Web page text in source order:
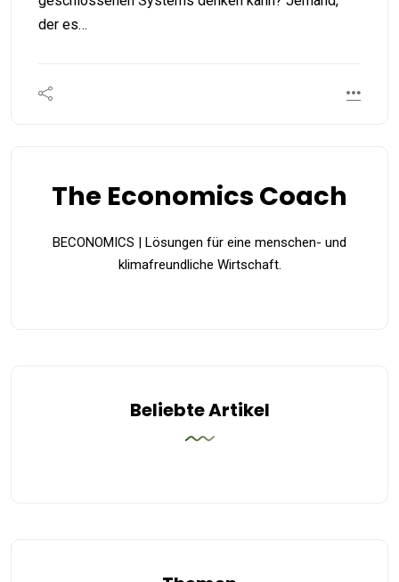
der es…
The Economics Coach
BECONOMICS | Lösungen für eine menschen- und
klimafreundliche Wirtschaft.
Beliebte Artikel